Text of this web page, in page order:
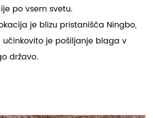
po vsem svetu.
je blizu pristanišča Ningbo,
učinkovito je pošiljanje blaga v
državo.